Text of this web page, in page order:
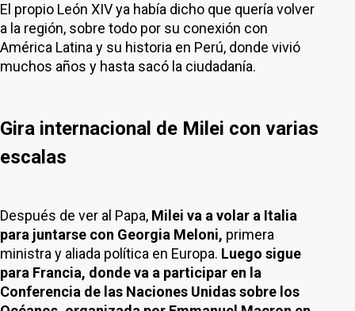
El propio León XIV ya había dicho que quería volver
a la región, sobre todo por su conexión con
América Latina y su historia en Perú, donde vivió
muchos años y hasta sacó la ciudadanía.
Gira internacional de Milei con varias
escalas
Después de ver al Papa, Milei va a volar a Italia
para juntarse con Georgia Meloni, primera
ministra y aliada política en Europa. Luego sigue
para Francia, donde va a participar en la
Conferencia de las Naciones Unidas sobre los